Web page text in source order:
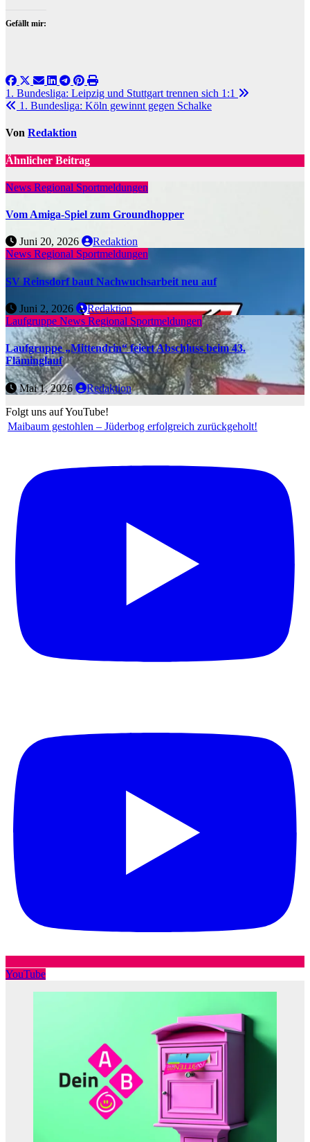
Gefällt mir:
Beitragsnavigation
1. Bundesliga: Leipzig und Stuttgart trennen sich 1:1
1. Bundesliga: Köln gewinnt gegen Schalke
Von Redaktion
Ähnlicher Beitrag
News Regional Sportmeldungen
Vom Amiga-Spiel zum Groundhopper
Juni 20, 2026
Redaktion
News Regional Sportmeldungen
SV Reinsdorf baut Nachwuchsarbeit neu auf
Juni 2, 2026
Redaktion
Laufgruppe News Regional Sportmeldungen
Laufgruppe „Mittendrin“ feiert Abschluss beim 43.
Fläminglauf
Mai 1, 2026
Redaktion
Folgt uns auf YouTube!
Maibaum gestohlen – Jüderbog erfolgreich zurückgeholt!
YouTube